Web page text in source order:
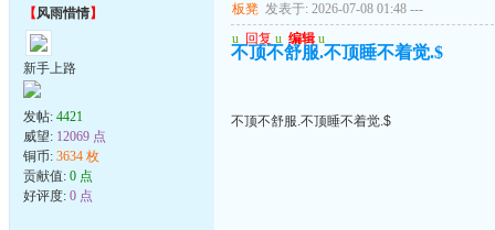
【风雨惜情】
新手上路
发帖: 4421
威望: 12069 点
铜币: 3634 枚
贡献值: 0 点
好评度: 0 点
板凳 发表于: 2026-07-08 01:48 ---
u 回复 u 编辑 u
不顶不舒服.不顶睡不着觉.$
不顶不舒服.不顶睡不着觉.$